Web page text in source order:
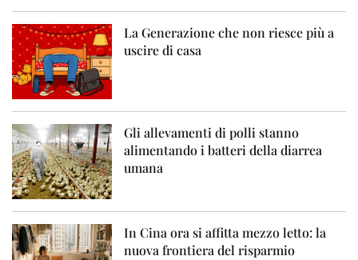
La Generazione che non riesce più a
uscire di casa
Gli allevamenti di polli stanno
alimentando i batteri della diarrea
umana
In Cina ora si affitta mezzo letto: la
nuova frontiera del risparmio